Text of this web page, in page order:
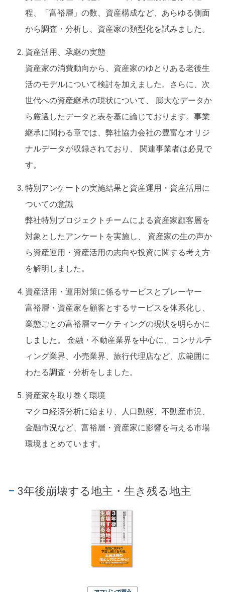
程、「富裕層」の数、資産構成など、あらゆる側面
から調査・分析し、資産家の類型化を試みました。
資産活用、承継の実態
資産家の消費動向から、資産家のゆとりある老後生
活のモデルについて検討を加えました。さらに、次
世代への資産継承の現状について、 膨大なデータか
ら厳選したデータと表を基に論じております。事業
継承に関わる章では、弊社協力会社の豊富なオリジ
ナルデータが収録されており、 関連事業者は必見で
す。
特別アンケートの実施結果と資産運用・資産活用に
ついての意識
弊社特別プロジェクトチームによる資産家顧客層を
対象としたアンケートを実施し、 資産家の生の声か
ら資産運用・資産活用の志向や投資に関する考え方
を解明しました。
資産活用・運用対策に係るサービスとプレーヤー
富裕層・資産家を顧客とするサービスを体系化し、
業態ごとの富裕層マーケティングの現状を明らかに
しました。 金融・不動産業界を中心に、コンサルテ
ィング業界、小売業界、旅行代理店など、広範囲に
わたる調査・分析をしました。
資産家を取り巻く環境
マクロ経済分析に始まり、人口動態、不動産市況、
金融市況など、富裕層・資産家に影響を与える市場
環境まとめています。
3年後崩壊する地主・生き残る地主